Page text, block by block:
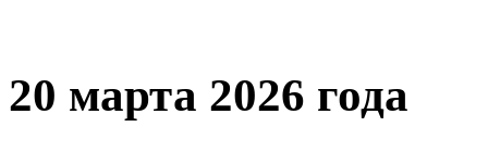
20 марта 2026 года